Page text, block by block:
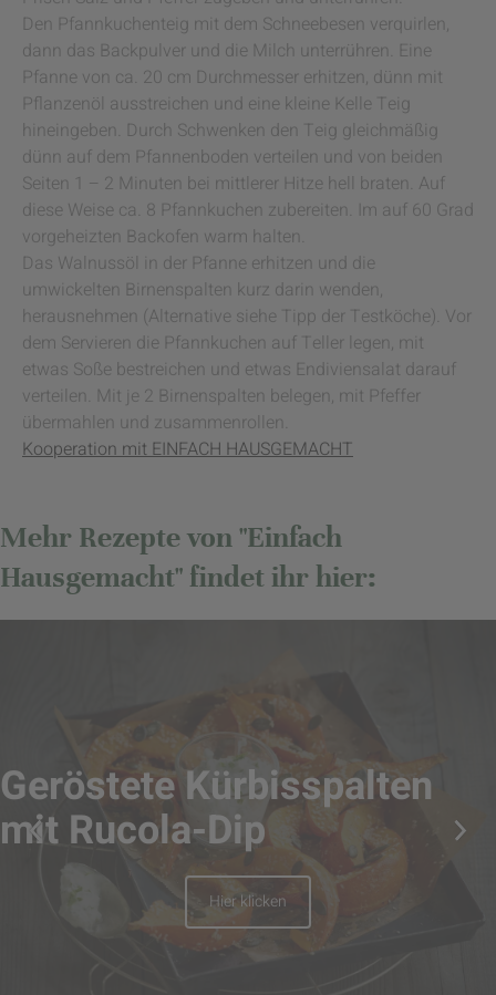
Den Pfannkuchenteig mit dem Schneebesen verquirlen,
dann das Backpulver und die Milch unterrühren. Eine
Pfanne von ca. 20 cm Durchmesser erhitzen, dünn mit
Pflanzenöl ausstreichen und eine kleine Kelle Teig
hineingeben. Durch Schwenken den Teig gleichmäßig
dünn auf dem Pfannenboden verteilen und von beiden
Seiten 1 – 2 Minuten bei mittlerer Hitze hell braten. Auf
diese Weise ca. 8 Pfannkuchen zubereiten. Im auf 60 Grad
vorgeheizten Backofen warm halten.
Das Walnussöl in der Pfanne erhitzen und die
umwickelten Birnenspalten kurz darin wenden,
herausnehmen (Alternative siehe Tipp der Testköche). Vor
dem Servieren die Pfannkuchen auf Teller legen, mit
etwas Soße bestreichen und etwas Endiviensalat darauf
verteilen. Mit je 2 Birnenspalten belegen, mit Pfeffer
übermahlen und zusammenrollen.
Kooperation mit EINFACH HAUSGEMACHT
Mehr Rezepte von "Einfach
Hausgemacht" findet ihr hier:
Geröstete Kürbisspalten
mit Rucola-Dip
Hier klicken